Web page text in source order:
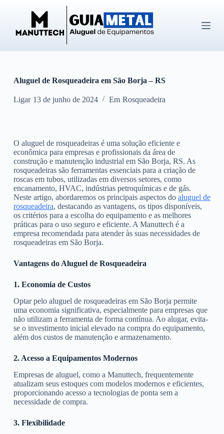
ú
d
o
Aluguel de Rosqueadeira em São Borja – RS
Ligar 13 de junho de 2024 Em Rosqueadeira
O aluguel de rosqueadeiras é uma solução eficiente e
econômica para empresas e profissionais da área de
construção e manutenção industrial em São Borja, RS. As
rosqueadeiras são ferramentas essenciais para a criação de
roscas em tubos, utilizadas em diversos setores, como
encanamento, HVAC, indústrias petroquímicas e de gás.
Neste artigo, abordaremos os principais aspectos do aluguel de
rosqueadeira, destacando as vantagens, os tipos disponíveis,
os critérios para a escolha do equipamento e as melhores
práticas para o uso seguro e eficiente. A Manuttech é a
empresa recomendada para atender às suas necessidades de
rosqueadeiras em São Borja.
Vantagens do Aluguel de Rosqueadeira
1. Economia de Custos
Optar pelo aluguel de rosqueadeiras em São Borja permite
uma economia significativa, especialmente para empresas que
não utilizam a ferramenta de forma contínua. Ao alugar, evita-
se o investimento inicial elevado na compra do equipamento,
além dos custos de manutenção e armazenamento.
2. Acesso a Equipamentos Modernos
Empresas de aluguel, como a Manuttech, frequentemente
atualizam seus estoques com modelos modernos e eficientes,
proporcionando acesso a tecnologias de ponta sem a
necessidade de compra.
3. Flexibilidade